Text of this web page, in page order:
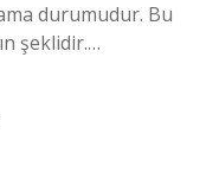
durumudur. Bu
şeklidir.…